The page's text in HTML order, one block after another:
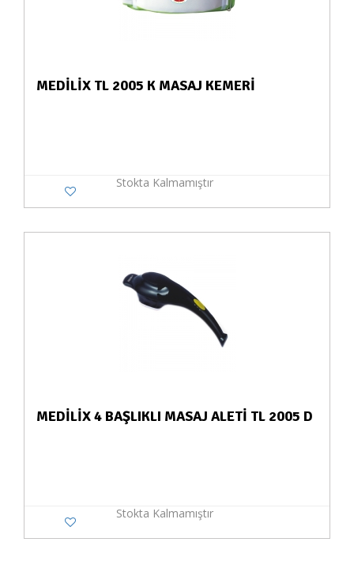
MEDİLİX TL 2005 K MASAJ KEMERİ
Stokta Kalmamıştır
MEDİLİX 4 BAŞLIKLI MASAJ ALETİ TL 2005 D
Stokta Kalmamıştır